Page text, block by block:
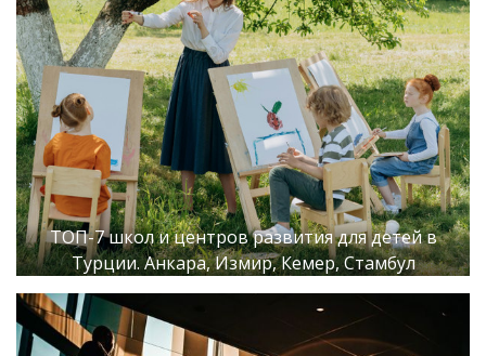
ТОП-7 школ и центров развития для детей в
Турции. Анкара, Измир, Кемер, Стамбул